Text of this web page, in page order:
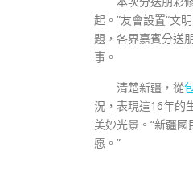
起。”友會設置“文
題，各界嘉賓分送
事。
清楚新疆，從
況，表現這16年的
美妙光景。“新疆
愿。”